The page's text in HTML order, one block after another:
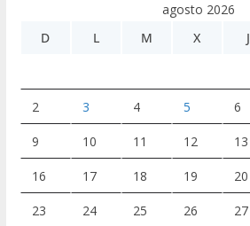
agosto 2026
D
L M X J
2 3 4 5 6
9 10 11 12 13
16 17 18 19 20
23 24 25 26 27